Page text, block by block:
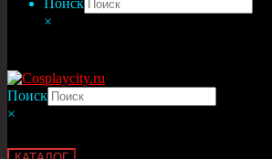
Поиск
×
Поиск
×